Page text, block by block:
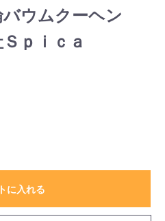
バウムクーヘン
ｐｉｃａ
に入れる